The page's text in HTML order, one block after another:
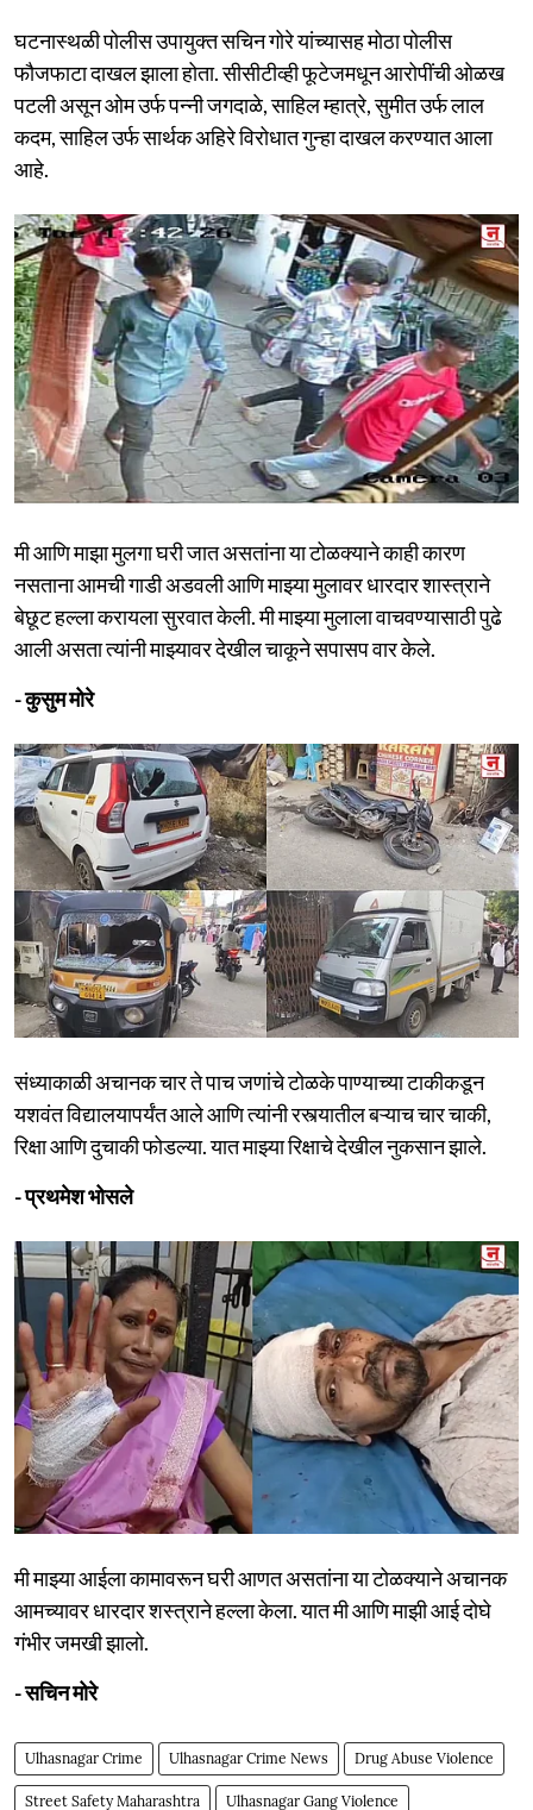
घटनास्थळी पोलीस उपायुक्त सचिन गोरे यांच्यासह मोठा पोलीस
फौजफाटा दाखल झाला होता. सीसीटीव्ही फूटेजमधून आरोपींची ओळख
पटली असून ओम उर्फ पन्नी जगदाळे, साहिल म्हात्रे, सुमीत उर्फ लाल
कदम, साहिल उर्फ सार्थक अहिरे विरोधात गुन्हा दाखल करण्यात आला
आहे.
मी आणि माझा मुलगा घरी जात असतांना या टोळक्याने काही कारण
नसताना आमची गाडी अडवली आणि माझ्या मुलावर धारदार शास्त्राने
बेछूट हल्ला करायला सुरवात केली. मी माझ्या मुलाला वाचवण्यासाठी पुढे
आली असता त्यांनी माझ्यावर देखील चाकूने सपासप वार केले.
- कुसुम मोरे
संध्याकाळी अचानक चार ते पाच जणांचे टोळके पाण्याच्या टाकीकडून
यशवंत विद्यालयापर्यंत आले आणि त्यांनी रस्त्यातील बऱ्याच चार चाकी,
रिक्षा आणि दुचाकी फोडल्या. यात माझ्या रिक्षाचे देखील नुकसान झाले.
- प्रथमेश भोसले
मी माझ्या आईला कामावरून घरी आणत असतांना या टोळक्याने अचानक
आमच्यावर धारदार शस्त्राने हल्ला केला. यात मी आणि माझी आई दोघे
गंभीर जमखी झालो.
- सचिन मोरे
Ulhasnagar Crime Ulhasnagar Crime News Drug Abuse Violence
Street Safety Maharashtra Ulhasnagar Gang Violence